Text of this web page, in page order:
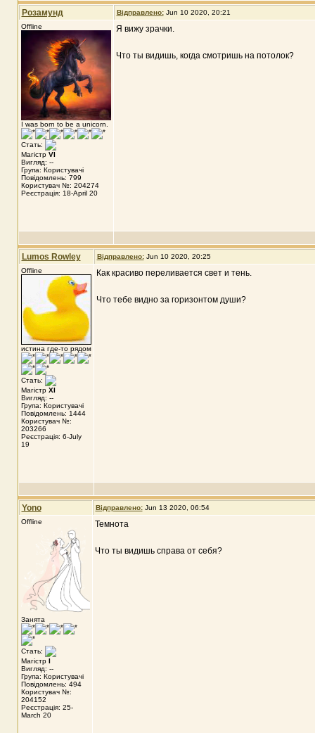
Розамунд Відправлено: Jun 10 2020, 20:21
Offline
I was born to be a unicorn.
Стать:
Магістр VI
Вигляд: --
Група: Користувачі
Повідомлень: 799
Користувач №: 204274
Реєстрація: 18-April 20
Я вижу зрачки.
Что ты видишь, когда смотришь на потолок?
Lumos Rowley Відправлено: Jun 10 2020, 20:25
Offline
истина где-то рядом
Стать:
Магістр XI
Вигляд: --
Група: Користувачі
Повідомлень: 1444
Користувач №:
203266
Реєстрація: 6-July
19
Как красиво переливается свет и тень.
Что тебе видно за горизонтом души?
Yono Відправлено: Jun 13 2020, 06:54
Offline
Занята
Стать:
Магістр I
Вигляд: --
Група: Користувачі
Повідомлень: 494
Користувач №:
204152
Реєстрація: 25-
March 20
Темнота
Что ты видишь справа от себя?